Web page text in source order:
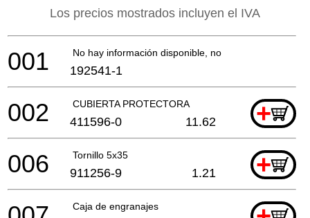
Los precios mostrados incluyen el IVA
No hay información disponible, no se puede pedir
001 192541-1
CUBIERTA PROTECTORA +
002 411596-0 11.62
Tornillo 5x35 +
006 911256-9 1.21
Caja de engranajes